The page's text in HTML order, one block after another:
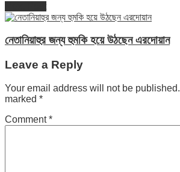
নেতানিয়াহুর জন্য হুমকি হয়ে উঠছেন এরদোয়ান
Leave a Reply
Your email address will not be published.
marked *
Comment*